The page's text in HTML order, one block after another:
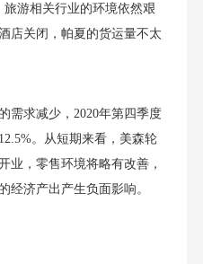
旅游相关行业的环境依然艰
店关闭，帕夏的货运量不太
需求减少，2020年第四季度
。从短期来看，美森轮
业，零售环境将略有改善，
经济产出产生负面影响。